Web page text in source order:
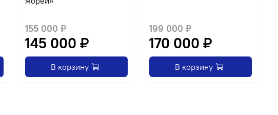
155 000 ₽
145 000 ₽
В корзину
199 000 ₽
170 000 ₽
В корзину